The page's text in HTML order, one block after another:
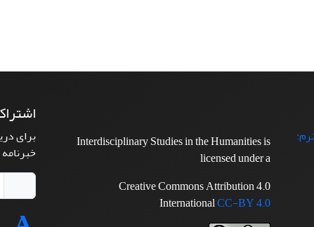
Interdisciplinary Studies in the Humanities is
licensed under a
Creative Commons Attribution 4.0
InternationalCC-BY 4.0
برای